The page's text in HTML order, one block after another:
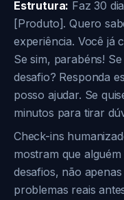
Estrutura: Faz 30
[Produto]. Quero
experiência. Você já
Se sim, parabéns!
desafio? Responda
posso ajudar. Se
minutos para tirar
Check-ins
mostram que
desafios, não
problemas reais